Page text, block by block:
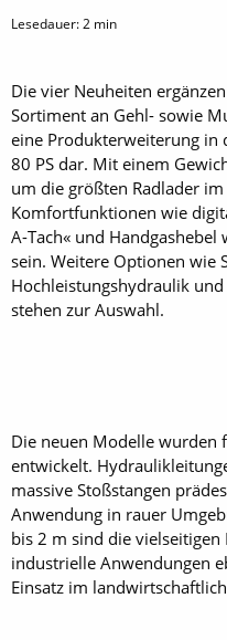
Lesedauer:2 min
Die vier Neuheiten
Sortiment an Gehl- sowie
eine Produkterweiterung in
80 PS dar. Mit einem
um die größten Radlader
Komfortfunktionen wie
A-Tach« und
sein. Weitere Optionen wie
Hochleistungshydraulik
stehen zur Auswahl.
Die neuen Modelle wurden
entwickelt.
massive Stoßstangen
Anwendung in rauer
bis 2 m sind die
industrielle Anwendungen
Einsatz im